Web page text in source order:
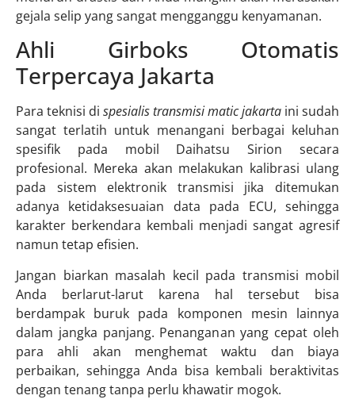
gejala selip yang sangat mengganggu kenyamanan.
Ahli Girboks Otomatis
Terpercaya Jakarta
Para teknisi di spesialis transmisi matic jakarta ini sudah
sangat terlatih untuk menangani berbagai keluhan
spesifik pada mobil Daihatsu Sirion secara
profesional. Mereka akan melakukan kalibrasi ulang
pada sistem elektronik transmisi jika ditemukan
adanya ketidaksesuaian data pada ECU, sehingga
karakter berkendara kembali menjadi sangat agresif
namun tetap efisien.
Jangan biarkan masalah kecil pada transmisi mobil
Anda berlarut-larut karena hal tersebut bisa
berdampak buruk pada komponen mesin lainnya
dalam jangka panjang. Penanganan yang cepat oleh
para ahli akan menghemat waktu dan biaya
perbaikan, sehingga Anda bisa kembali beraktivitas
dengan tenang tanpa perlu khawatir mogok.